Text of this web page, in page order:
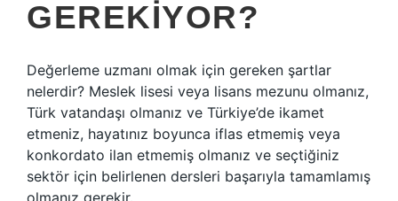
GEREKIYOR?
Değerleme uzmanı olmak için gereken şartlar
nelerdir? Meslek lisesi veya lisans mezunu olmanız,
Türk vatandaşı olmanız ve Türkiye’de ikamet
etmeniz, hayatınız boyunca iflas etmemiş veya
konkordato ilan etmemiş olmanız ve seçtiğiniz
sektör için belirlenen dersleri başarıyla tamamlamış
olmanız gerekir.